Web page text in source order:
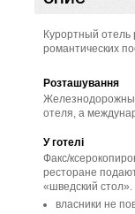
Курортный
романтических
Розташування
отеля, а
У готелі
Факс/
ресторане
«шведский стол».
власники не